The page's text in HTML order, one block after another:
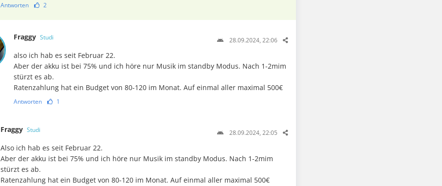
Antworten 2
Fraggy Studi 28.09.2024, 22:06
​also ich hab es seit Februar 22.
Aber der akku ist bei 75% und ich höre nur Musik im standby Modus. Nach 1-2mim
stürzt es ab.
Ratenzahlung hat ein Budget von 80-120 im Monat. Auf einmal aller maximal 500€
Antworten 1
Fraggy Studi 28.09.2024, 22:05
Also ich hab es seit Februar 22.
Aber der akku ist bei 75% und ich höre nur Musik im standby Modus. Nach 1-2mim
stürzt es ab.
Ratenzahlung hat ein Budget von 80-120 im Monat. Auf einmal aller maximal 500€